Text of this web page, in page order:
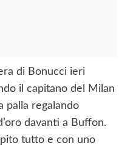
di Bonucci ieri
il capitano del Milan
palla regalando
davanti a Buffon.
tutto e con uno